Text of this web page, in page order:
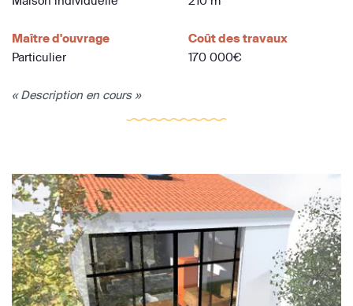
Maître d'ouvrage
Particulier
Coût des travaux
170 000€
« Description en cours »